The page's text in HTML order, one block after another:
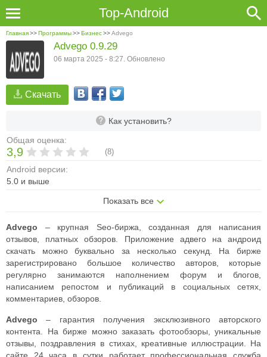
Top-Android
Главная>>Программы>>Бизнес>>Advego
Скачать
Как установить?
Общая оценка:
3,9 (8)
Android версии:
5.0 и выше
Показать все
Advego 0.9.29
06 марта 2025 - 8:27. Обновлено
Advego – крупная Seo-биржа, созданная для написания
отзывов, платных обзоров. Приложение адвего на андроид
скачать можно буквально за несколько секунд. На бирже
зарегистрировано большое количество авторов, которые
регулярно занимаются наполнением форум и блогов,
написанием репостом и публикаций в социальных сетях,
комментариев, обзоров.
Advego – гарантия получения эксклюзивного авторского
контента. На бирже можно заказать фотообзоры, уникальные
отзывы, поздравления в стихах, креативные иллюстрации. На